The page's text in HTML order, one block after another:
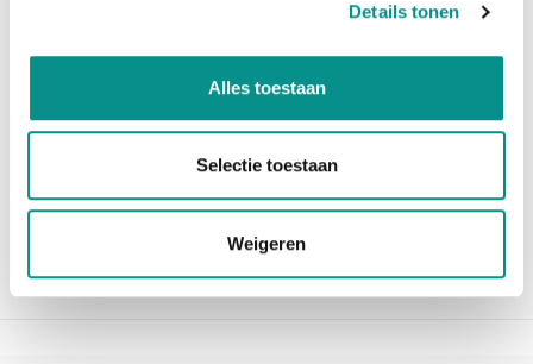
Details tonen
Alles toestaan
Selectie toestaan
Weigeren
wordt, zodat er geen batterijen meer nodig zijn.
dan zijn voorganger en minder bewegende onderdelen
maken dat de muis beter aanvoelt dan de oude versie.
gemak van de ene naar de andere website swipen.
computers met bluetooth en Mac OS X 10.11 of hoger